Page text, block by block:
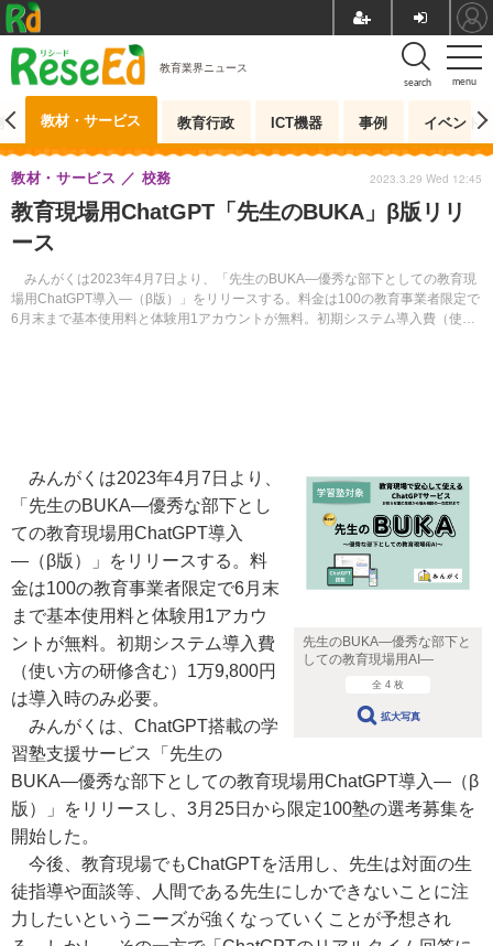
menu
search
教育業界ニュース
教材・サービス 教育行政 ICT機器 事例 イベント
教育現場用ChatGPT「先生のBUKA」β版リリ
ース
みんがくは2023年4月7日より、「先生のBUKA―優秀な部下としての教育現
場用ChatGPT導入―（β版）」をリリースする。料金は100の教育事業者限定で
6月末まで基本使用料と体験用1アカウントが無料。初期システム導入費（使い
教材・サービス 校務 2023.3.29 Wed 12:45
先生のBUKA―優秀な部下と
しての教育現場用AI―
全 4 枚
拡大写真
みんがくは2023年4月7日より、
「先生のBUKA―優秀な部下とし
ての教育現場用ChatGPT導入
―（β版）」をリリースする。料
金は100の教育事業者限定で6月末
まで基本使用料と体験用1アカウ
ントが無料。初期システム導入費
（使い方の研修含む）1万9,800円
は導入時のみ必要。
みんがくは、ChatGPT搭載の学
習塾支援サービス「先生の
BUKA―優秀な部下としての教育現場用ChatGPT導入―（β
版）」をリリースし、3月25日から限定100塾の選考募集を
開始した。
今後、教育現場でもChatGPTを活用し、先生は対面の生
徒指導や面談等、人間である先生にしかできないことに注
力したいというニーズが強くなっていくことが予想され